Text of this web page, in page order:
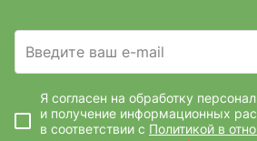
Введите ваш e-mail
Я согласен на обработку
и получение информационных
в соответствии с Политикой в